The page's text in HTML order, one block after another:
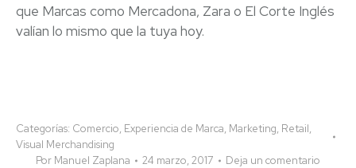
que Marcas como Mercadona, Zara o El Corte Inglés
valían lo mismo que la tuya hoy.
Categorías: Comercio, Experiencia de Marca, Marketing, Retail,
Visual Merchandising
Por Manuel Zaplana 24 marzo, 2017
Deja un comentario